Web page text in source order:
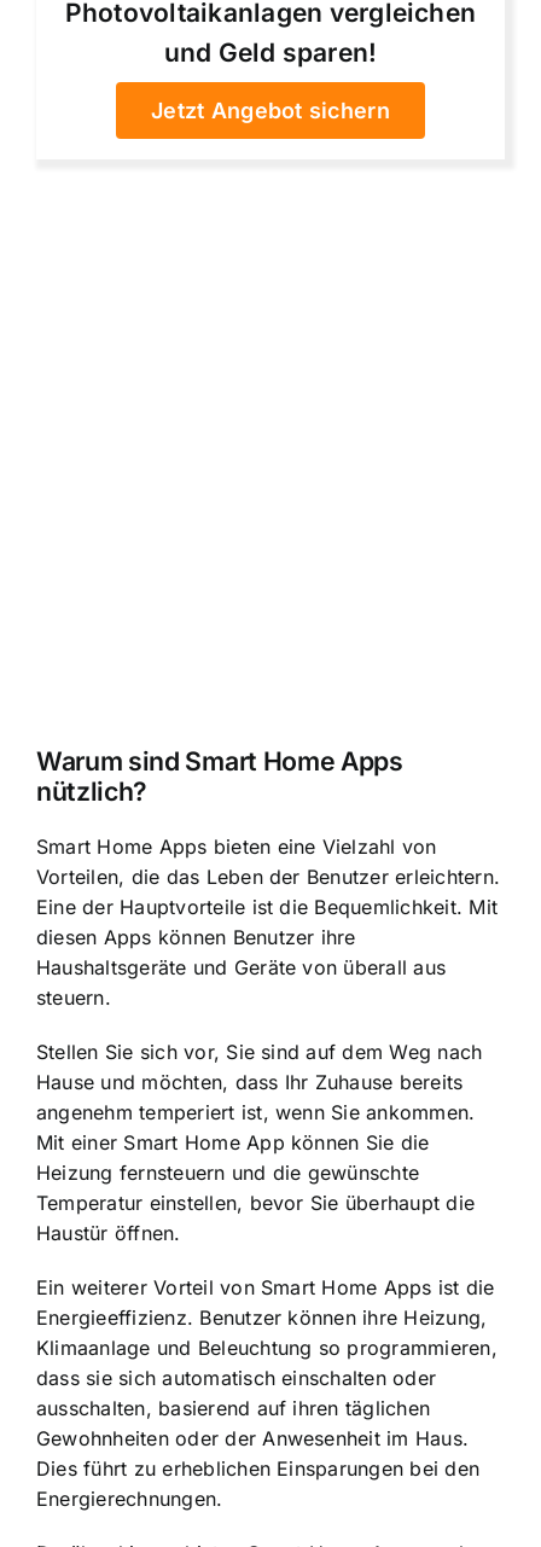
Photovoltaikanlagen vergleichen
und Geld sparen!
Jetzt Angebot sichern
Warum sind Smart Home Apps
nützlich?
Smart Home Apps bieten eine Vielzahl von
Vorteilen, die das Leben der Benutzer erleichtern.
Eine der Hauptvorteile ist die Bequemlichkeit. Mit
diesen Apps können Benutzer ihre
Haushaltsgeräte und Geräte von überall aus
steuern.
Stellen Sie sich vor, Sie sind auf dem Weg nach
Hause und möchten, dass Ihr Zuhause bereits
angenehm temperiert ist, wenn Sie ankommen.
Mit einer Smart Home App können Sie die
Heizung fernsteuern und die gewünschte
Temperatur einstellen, bevor Sie überhaupt die
Haustür öffnen.
Ein weiterer Vorteil von Smart Home Apps ist die
Energieeffizienz. Benutzer können ihre Heizung,
Klimaanlage und Beleuchtung so programmieren,
dass sie sich automatisch einschalten oder
ausschalten, basierend auf ihren täglichen
Gewohnheiten oder der Anwesenheit im Haus.
Dies führt zu erheblichen Einsparungen bei den
Energierechnungen.